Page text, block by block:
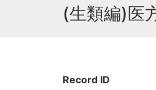
(生類編)医
Record ID